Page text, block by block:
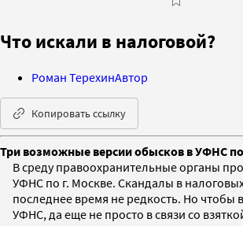
Что искали в налоговой?
Роман ТерехинАвтор
Копировать ссылку
Три возможные версии обысков в УФНС
В среду правоохранительные органы
УФНС по г. Москве. Скандалы в
последнее время не редкость. Но чтобы
УФНС, да еще не просто в связи со